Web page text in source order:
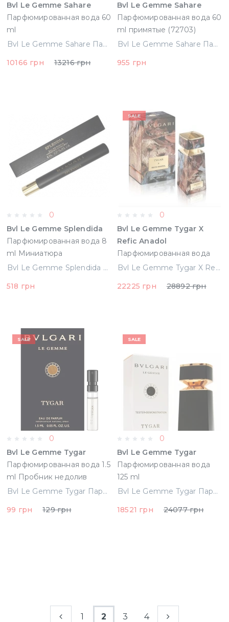
Bvl Le Gemme Sahare
Парфюмированная вода 60
ml
Bvl Le Gemme Sahare Парфюмированная вода 60 ml
10166 грн
13216 грн
Bvl Le Gemme Sahare
Парфюмированная вода 60
ml примятые (72703)
Bvl Le Gemme Sahare Парфюмированная вода 60 ml примятые (72703)
955 грн
0
Bvl Le Gemme Splendida
Парфюмированная вода 8
ml Миниатюра
(783320466014)
Bvl Le Gemme Splendida Парфюмированная вода 8 ml Миниатюра (783320466014)
518 грн
SALE
0
Bvl Le Gemme Tygar X
Refic Anadol
Парфюмированная вода
125 ml
Bvl Le Gemme Tygar X Refic Anadol Парфюмированная вода 125 ml
22225 грн
28892 грн
SALE
0
Bvl Le Gemme Tygar
Парфюмированная вода 1.5
ml Пробник недолив
Bvl Le Gemme Tygar Парфюмированная вода 1.5 ml Пробник недолив
99 грн
129 грн
SALE
0
Bvl Le Gemme Tygar
Парфюмированная вода
125 ml
Bvl Le Gemme Tygar Парфюмированная вода 125 ml
18521 грн
24077 грн
1 2 3 4